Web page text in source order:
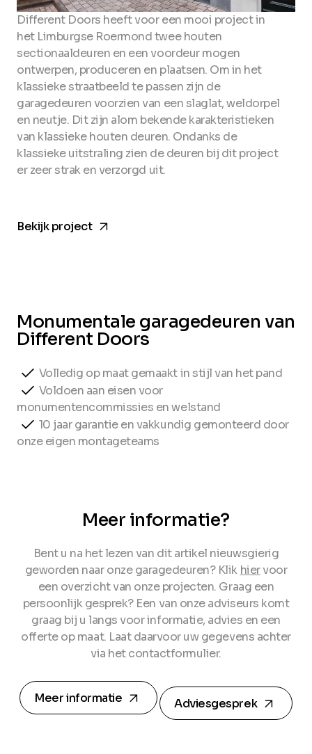
Different Doors heeft voor een mooi project in
het Limburgse Roermond twee houten
sectionaaldeuren en een voordeur mogen
ontwerpen, produceren en plaatsen. Om in het
klassieke straatbeeld te passen zijn de
garagedeuren voorzien van een slaglat, weldorpel
en neutje. Dit zijn alom bekende karakteristieken
van klassieke houten deuren. Ondanks de
klassieke uitstraling zien de deuren bij dit project
er zeer strak en verzorgd uit.
Bekijk projectarrow_forward
Monumentale garagedeuren van
Different Doors
Volledig op maat gemaakt in stijl van het pand
Voldoen aan eisen voor
monumentencommissies en welstand
10 jaar garantie en vakkundig gemonteerd door
onze eigen montageteams
Meer informatie?
Bent u na het lezen van dit artikel nieuwsgierig
geworden naar onze garagedeuren? Klik hiervoor
een overzicht van onze projecten. Graag een
persoonlijk gesprek? Een van onze adviseurs komt
graag bij u langs voor informatie, advies en een
offerte op maat. Laat daarvoor uw gegevens achter
via het contactformulier.
Meer informatiearrow_forward Adviesgesprekarrow_forward